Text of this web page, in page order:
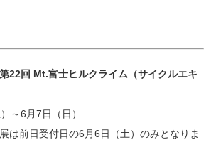
22回 Mt.富士ヒルクライム（サイクルエキ
～6月7日（日）
受付日の6月6日（土）のみとなりま